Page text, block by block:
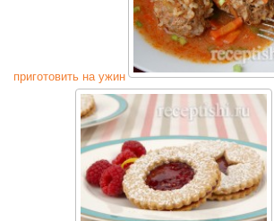
приготовить на ужин